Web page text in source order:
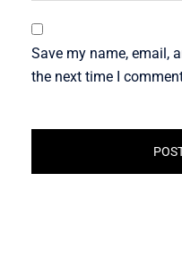
Save my name, email,
the next time I